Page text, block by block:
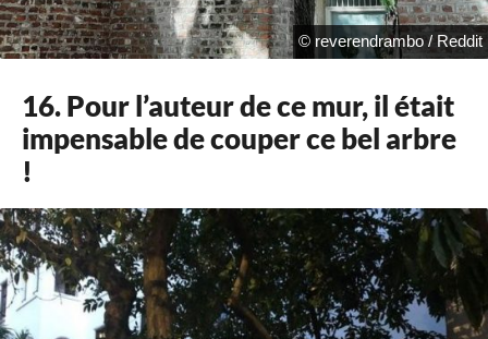
© reverendrambo / Reddit
16. Pour l’auteur de ce mur, il était
impensable de couper ce bel arbre
!